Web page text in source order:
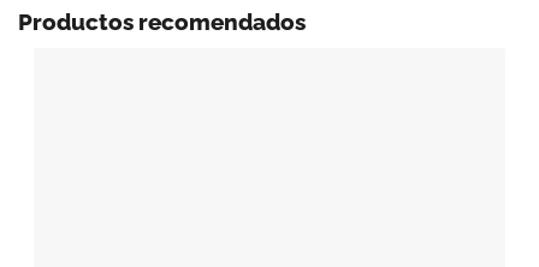
Productos recomendados